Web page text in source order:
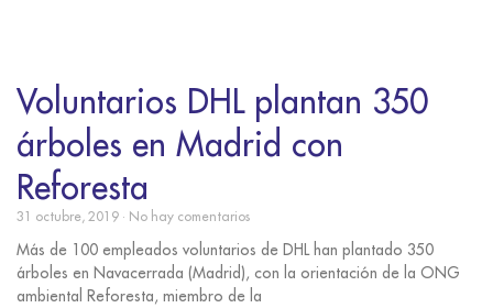
Voluntarios DHL plantan 350
árboles en Madrid con
Reforesta
31 octubre, 2019 No hay comentarios
Más de 100 empleados voluntarios de DHL han plantado 350
árboles en Navacerrada (Madrid), con la orientación de la ONG
ambiental Reforesta, miembro de la